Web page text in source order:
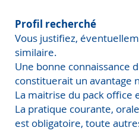
Profil recherché
Vous justifiez,
similaire.
Une bonne connaissance
constituerait un avantage
La maitrise du pack office
La pratique courante,
est obligatoire, toute